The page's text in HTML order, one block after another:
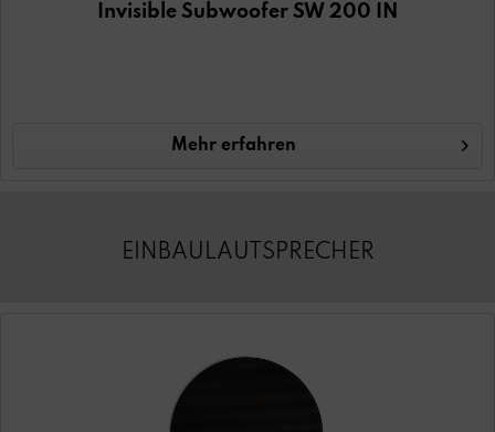
Invisible Subwoofer SW 200 IN
Mehr erfahren
EINBAULAUTSPRECHER